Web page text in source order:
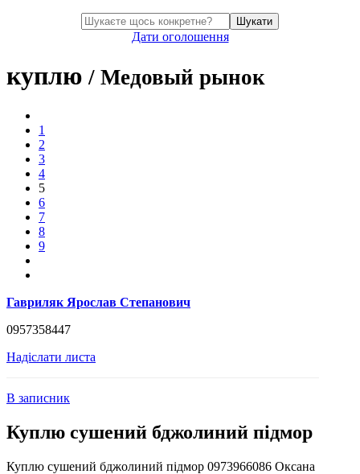
Шукати
Дати оголошення
куплю/ Медовый рынок
1
2
3
4
5
6
7
8
9
Гавриляк Ярослав Степанович
0957358447
Надіслати листа
В записник
Куплю сушений бджолиний підмор
Куплю сушений бджолиний підмор 0973966086 Оксана